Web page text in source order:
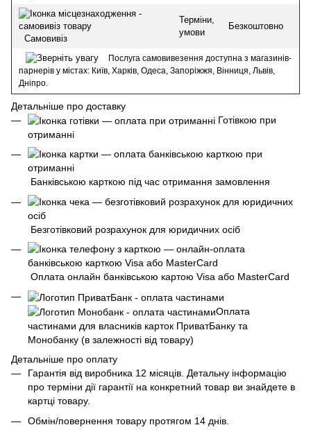
Самовивіз
Терміни,
умови
Безкоштовно
Послуга самовивезення доступна з магазинів-
парнерів у містах: Київ, Харків, Одеса, Запоріжжя, Вінниця, Львів,
Дніпро.
Детальніше про доставку
Готівкою при
отриманні
Банківською карткою під час отримання замовлення
Безготівковий розрахунок для юридичних осіб
Оплата онлайн банківською картою Visa або MasterCard
Оплата
частинами для власників карток ПриватБанку та
Монобанку (в залежності від товару)
Детальніше про оплату
Гарантія від виробника 12 місяців. Детальну інформацію
про терміни дії гарантії на конкретний товар ви знайдете в
картці товару.
Обмін/повернення товару протягом 14 днів.